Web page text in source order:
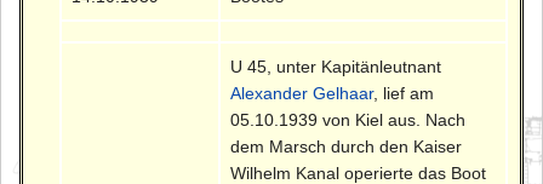
U 45, unter Kapitänleutnant
Alexander Gelhaar, lief am
05.10.1939 von Kiel aus. Nach
dem Marsch durch den Kaiser
Wilhelm Kanal operierte das Boot